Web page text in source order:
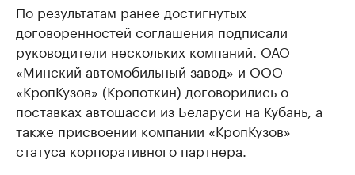
По результатам ранее достигнутых
договоренностей соглашения подписали
руководители нескольких компаний. ОАО
«Минский автомобильный завод» и ООО
«КропКузов» (Кропоткин) договорились о
поставках автошасси из Беларуси на Кубань, а
также присвоении компании «КропКузов»
статуса корпоративного партнера.